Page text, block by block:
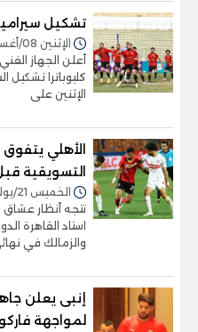
تشكيل
الإثنين 08/أغسطس/2022 - 05:47 م
أعلن الجهاز
كليوباترا تشكيل
الإثنين على
الأهلي
التسويقية
الخميس 21/يوليو/2022 - 12:37 م
تتجه أنظار
استاد القاهرة
والزمالك في
إنبى يعلن
لمواجهة فاركو